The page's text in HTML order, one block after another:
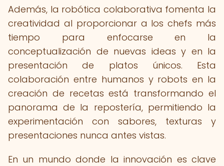
Además, la robótica colaborativa fomenta la
creatividad al proporcionar a los chefs más
tiempo para enfocarse en la
conceptualización de nuevas ideas y en la
presentación de platos únicos. Esta
colaboración entre humanos y robots en la
creación de recetas está transformando el
panorama de la repostería, permitiendo la
experimentación con sabores, texturas y
presentaciones nunca antes vistas.
En un mundo donde la innovación es clave